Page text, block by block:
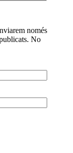
només
No